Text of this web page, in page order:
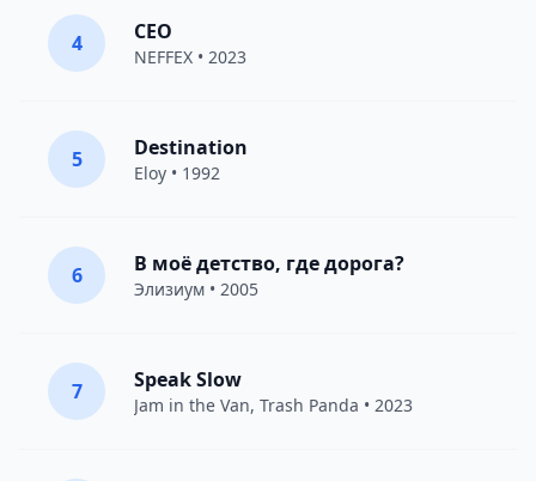
4 CEO
NEFFEX • 2023
5 Destination
Eloy • 1992
6 В моё детство, где дорога?
Элизиум • 2005
7 Speak Slow
Jam in the Van, Trash Panda • 2023